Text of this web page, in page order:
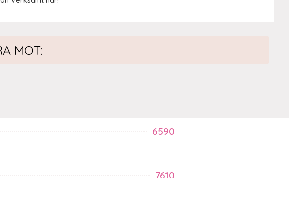
MOT:
6590
7610